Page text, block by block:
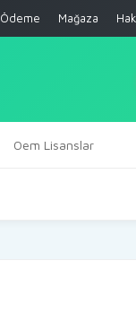
Ödeme Mağaza
Oem Lisanslar